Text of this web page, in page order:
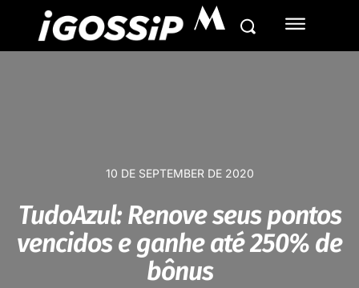
M
10 DE SEPTEMBER DE 2020
TudoAzul: Renove seus pontos
vencidos e ganhe até 250% de
bônus